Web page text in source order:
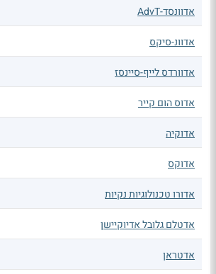
אדוונסד-AdvT
אדוונ-סיקס
אדוורדס לייף-סיינסז
אדוס הום קייר
אדוקיה
אדוקס
אדורו טכנולוגיות נקיות
אדטלם גלובל אדיוקיישן
אדטראן